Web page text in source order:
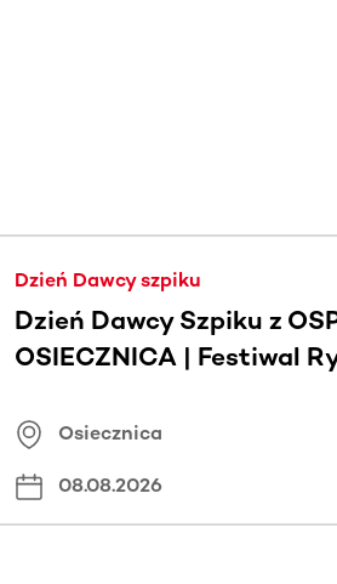
Dzień Dawcy szpiku
Dzień Dawcy Szpiku z
OSIECZNICA | Festiwal
Osiecznica
08.08.2026